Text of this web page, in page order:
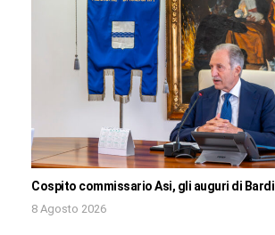
Cospito commissario Asi, gli auguri di Bardi
8 Agosto 2026